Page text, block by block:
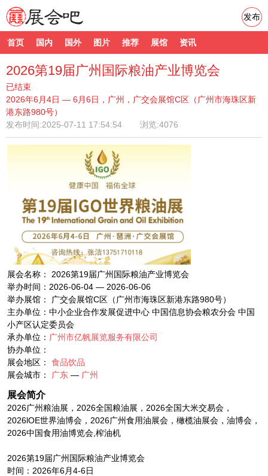
首页 国内 国外 图片 推荐 展馆 资讯
发布
2026第19届广州国际粮油产业博览会
已结束
2026年6月4日 — 6月6日，广州，广交会展馆C区（广州市海珠区新
港东路980号）
发布时间:2025-07-11 17:54:54 浏览:4076
展会名称： 2026第19届广州国际粮油产业博览会
举办时间：2026-06-04 — 2026-06-06
举办展馆： 广交会展馆C区（广州市海珠区新港东路980号）
主办单位：中小企业合作发展促进中心 中国信息协会粮农分会 中国
小产区认定委员会
承办单位： 广州市亿帆展览服务有限公司
协办单位：
展会地区： 食品饮品
展会城市：
广东 — 广州
展会简介
2026广州粮油展，2026全国粮油展，2026全国大米交易会，
2026lOE世界油博会，2026广州食用油展会，橄榄油展会，油博会，
2026中国食用油博览会,榨油机
2026第19届广州国际粮油产业博览会
时间：2026年6月4-6日